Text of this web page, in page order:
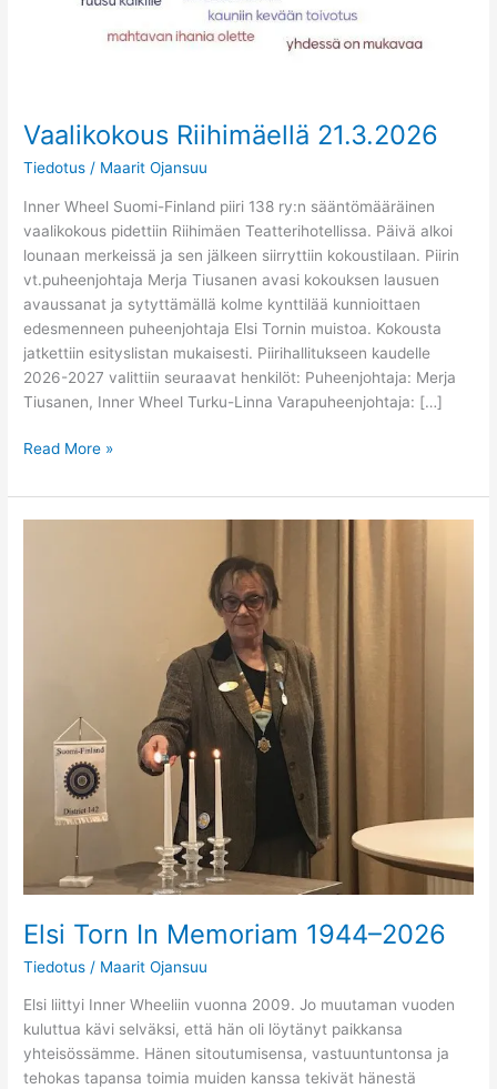
Vaalikokous Riihimäellä 21.3.2026
Tiedotus / Maarit Ojansuu
Inner Wheel Suomi-Finland piiri 138 ry:n sääntömääräinen
vaalikokous pidettiin Riihimäen Teatterihotellissa. Päivä alkoi
lounaan merkeissä ja sen jälkeen siirryttiin kokoustilaan. Piirin
vt.puheenjohtaja Merja Tiusanen avasi kokouksen lausuen
avaussanat ja sytyttämällä kolme kynttilää kunnioittaen
edesmenneen puheenjohtaja Elsi Tornin muistoa. Kokousta
jatkettiin esityslistan mukaisesti. Piirihallitukseen kaudelle
2026-2027 valittiin seuraavat henkilöt: Puheenjohtaja: Merja
Tiusanen, Inner Wheel Turku-Linna Varapuheenjohtaja: […]
Read More »
Elsi Torn In Memoriam 1944–2026
Tiedotus / Maarit Ojansuu
Elsi liittyi Inner Wheeliin vuonna 2009. Jo muutaman vuoden
kuluttua kävi selväksi, että hän oli löytänyt paikkansa
yhteisössämme. Hänen sitoutumisensa, vastuuntuntonsa ja
tehokas tapansa toimia muiden kanssa tekivät hänestä